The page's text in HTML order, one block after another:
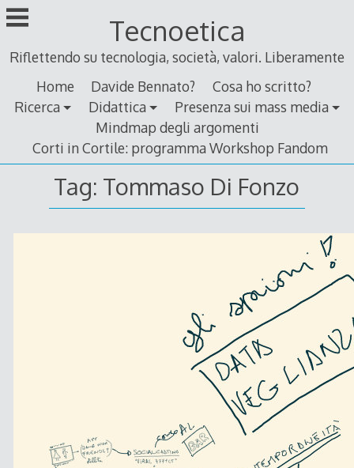
Skip
to
Tecnoetica
Riflettendo su tecnologia, società, valori. Liberamente
Home
Davide Bennato?
Cosa ho scritto?
Ricerca
Didattica
Presenza sui mass media
Mindmap degli argomenti
Corti in Cortile: programma Workshop Fandom
Tag: Tommaso Di Fonzo